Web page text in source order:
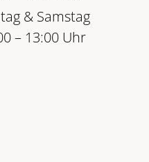
& Samstag
– 13:00 Uhr